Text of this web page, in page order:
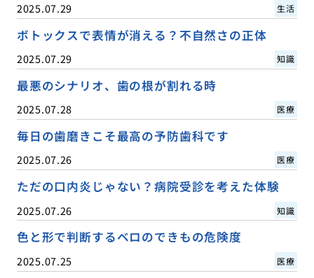
2025.07.29 生活
ボトックスで表情が消える？不自然さの正体
2025.07.29 知識
最悪のシナリオ、歯の根が割れる時
2025.07.28 医療
毎日の歯磨きこそ最高の予防歯科です
2025.07.26 医療
ただの口内炎じゃない？病院受診を考えた体験
2025.07.26 知識
色と形で判断するベロのできもの危険度
2025.07.25 医療